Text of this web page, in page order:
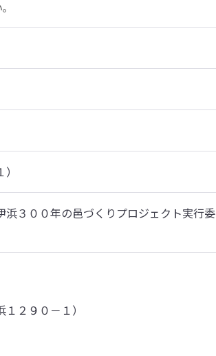
３００年の邑づくりプロジェクト実行委
２９０－１）